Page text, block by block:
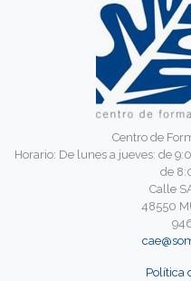
Centro de
Horario: De lunes a jueves: de
de
Calle
48550
Política